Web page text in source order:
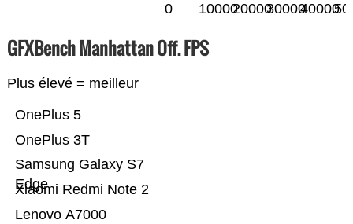
0 10000200003000040000
GFXBench Manhattan Off. FPS
Plus élevé = meilleur
Lenovo A7000
Xiaomi Redmi Note 2
Samsung Galaxy S7
Edge
OnePlus 3T
OnePlus 5